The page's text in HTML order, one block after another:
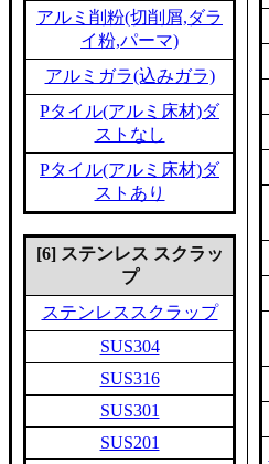
アルミ削粉(切削屑,ダラ
イ粉,パーマ)
アルミガラ(込みガラ)
Pタイル(アルミ床材)ダ
ストなし
Pタイル(アルミ床材)ダ
ストあり
[6] ステンレス スクラッ
プ
ステンレススクラップ
SUS304
SUS316
SUS301
SUS201